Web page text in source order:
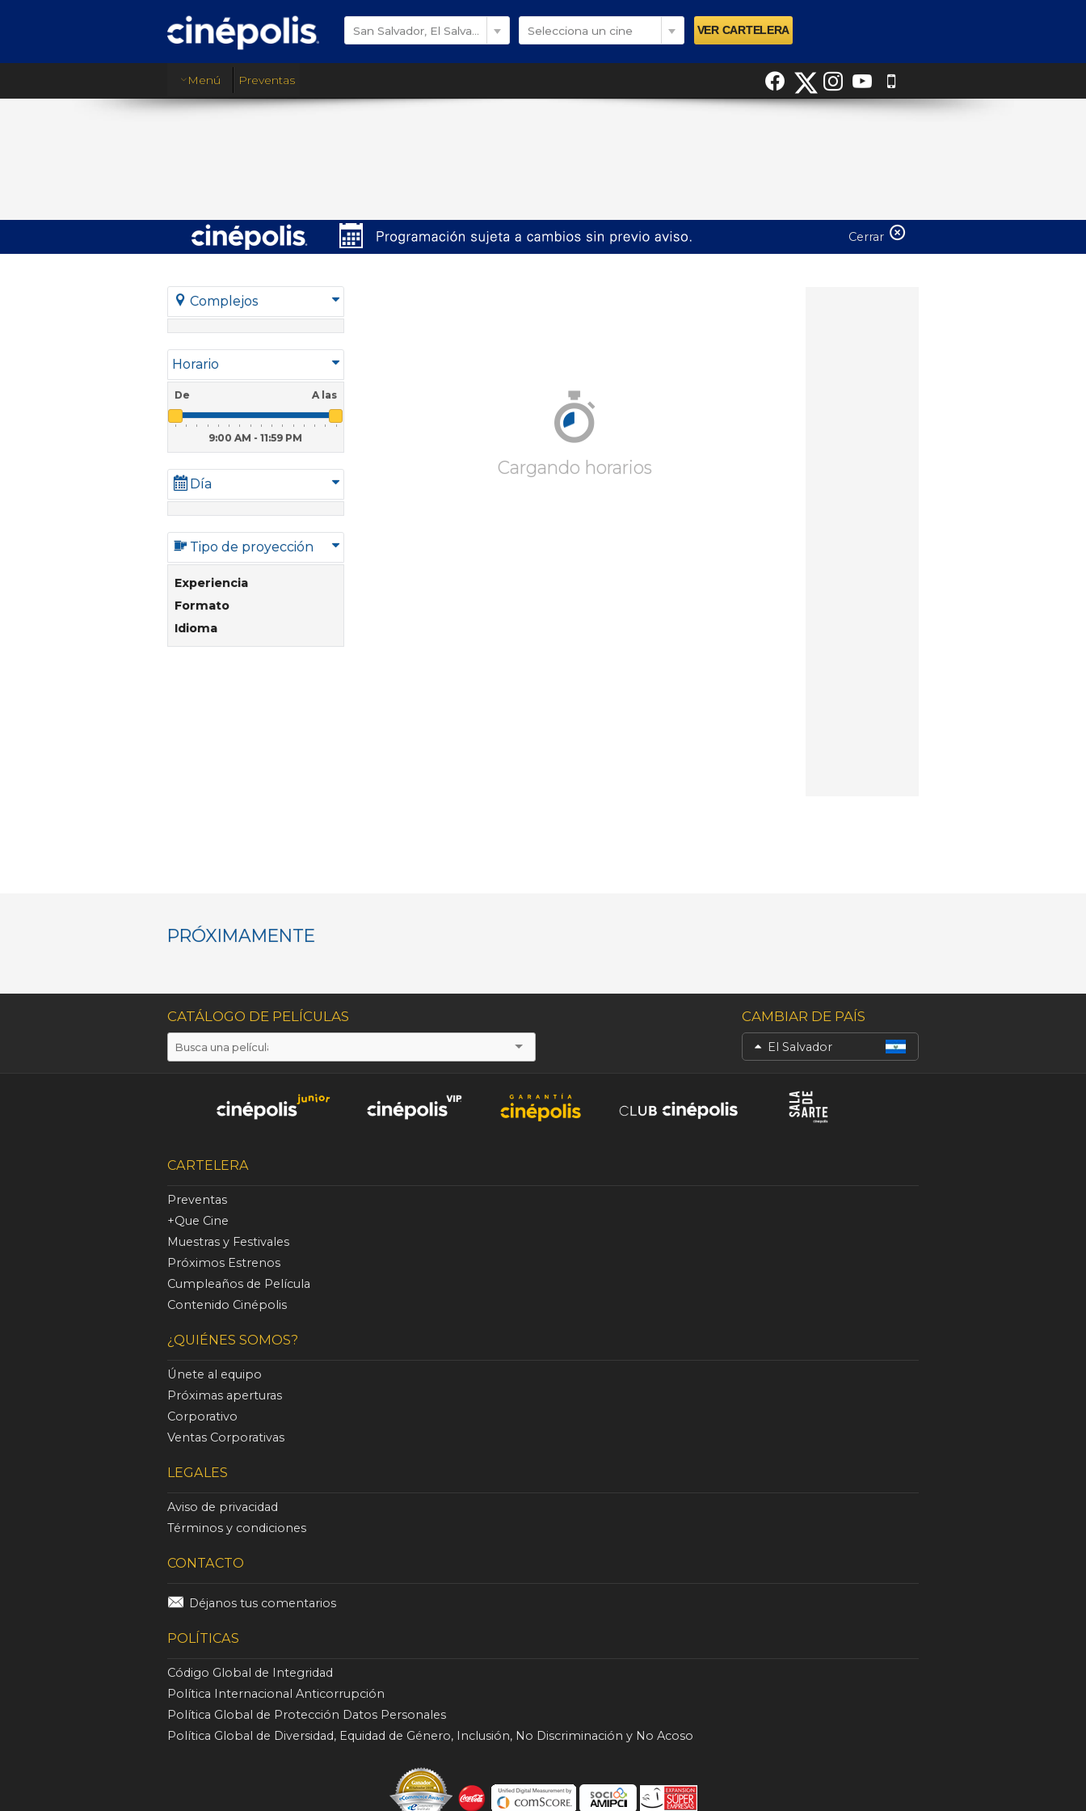
Selecciona un cine
Menú Preventas
Cerrar
Complejos
Horario
De A las
9:00 AM - 11:59 PM
Día
Tipo de proyección
Experiencia
Formato
Idioma
Cargando horarios
PRÓXIMAMENTE
CATÁLOGO DE PELÍCULAS CAMBIAR DE PAÍS
El Salvador
CARTELERA
Preventas
+Que Cine
Muestras y Festivales
Próximos Estrenos
Cumpleaños de Película
Contenido Cinépolis
¿QUIÉNES SOMOS?
Únete al equipo
Próximas aperturas
Corporativo
Ventas Corporativas
LEGALES
Aviso de privacidad
Términos y condiciones
CONTACTO
Déjanos tus comentarios
POLÍTICAS
Código Global de Integridad
Política Internacional Anticorrupción
Política Global de Protección Datos Personales
Política Global de Diversidad, Equidad de Género, Inclusión, No Discriminación y No Acoso